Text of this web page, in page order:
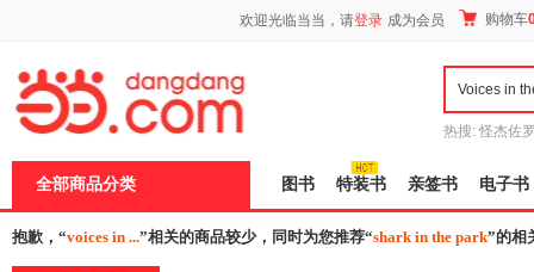
欢迎光临当当，请登录 成为会员 购物车
热搜: 怪杰佐
全部商品分类 图书 特装书 亲签书 电子书
抱歉，“voices in ...”相关的商品较少，同时为您推荐“shark in the park”的相
页
面,